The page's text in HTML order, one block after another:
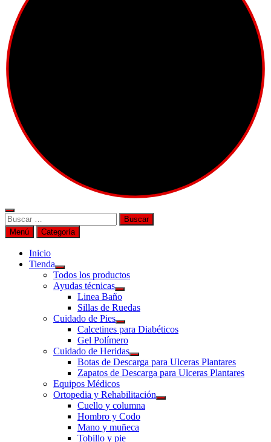
Buscar
por:Menú Categoría
Inicio
Tienda
Todos los productos
Ayudas técnicas
Linea Baño
Sillas de Ruedas
Cuidado de Pies
Calcetines para Diabéticos
Gel Polímero
Cuidado de Heridas
Botas de Descarga para Ulceras Plantares
Zapatos de Descarga para Ulceras Plantares
Equipos Médicos
Ortopedia y Rehabilitación
Cuello y columna
Hombro y Codo
Mano y muñeca
Tobillo y pie